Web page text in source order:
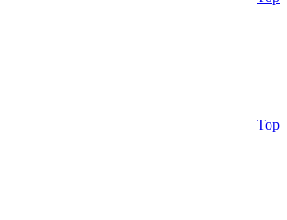
Top